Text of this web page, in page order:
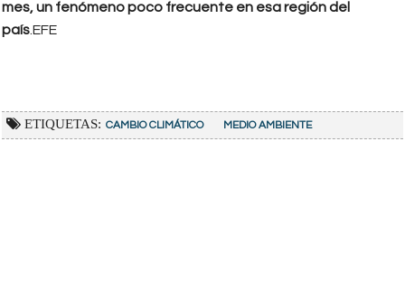
mes, un fenómeno poco frecuente en esa región del
país.EFE
ETIQUETAS: CAMBIO CLIMÁTICO MEDIO AMBIENTE